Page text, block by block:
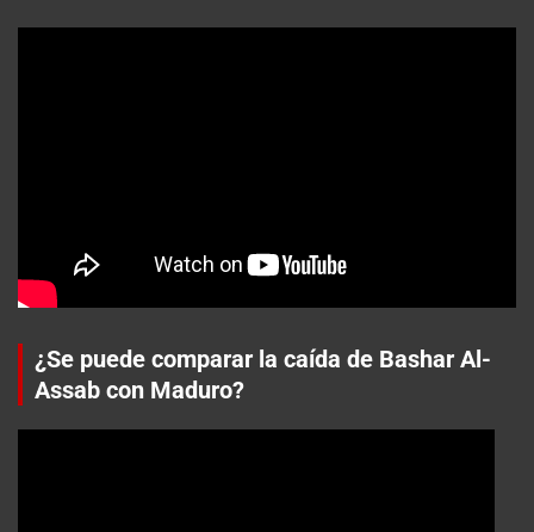
¿Se puede comparar la caída de Bashar Al-
Assab con Maduro?